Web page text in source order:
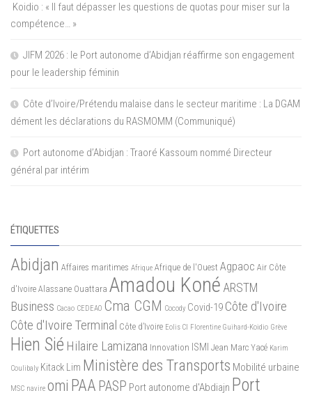
Koidio : « Il faut dépasser les questions de quotas pour miser sur la
compétence… »
JIFM 2026 : le Port autonome d’Abidjan réaffirme son engagement
pour le leadership féminin
Côte d’Ivoire/Prétendu malaise dans le secteur maritime : La DGAM
dément les déclarations du RASMOMM (Communiqué)
Port autonome d’Abidjan : Traoré Kassoum nommé Directeur
général par intérim
ÉTIQUETTES
Abidjan Affaires maritimes Afrique Afrique de l'Ouest Agpaoc Air Côte
d'Ivoire Alassane Ouattara Amadou Koné ARSTM
Business Cacao CEDEAO Cma CGM Cocody Covid-19 Côte d'Ivoire
Côte d'Ivoire Terminal Côte d’Ivoire Eolis CI Florentine Guihard-Koidio Grève
Hien Sié Hilaire Lamizana Innovation ISMI Jean Marc Yacé Karim
Coulibaly Kitack Lim Ministère des Transports Mobilité urbaine
MSC navire omi PAA PASP Port autonome d'Abdiajn Port